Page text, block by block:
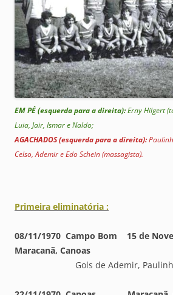
EM PÉ (esquerda para a direita):Erny Hilgert
Luia, Jair, Ismar e Naldo;
AGACHADOS (esquerda para a direita):
Celso, Ademir e Edo Schein (massagista).
Primeira eliminatória :
08/11/1970 Campo Bom 15 de
Maracanã, Canoas
Gols de Ademir,